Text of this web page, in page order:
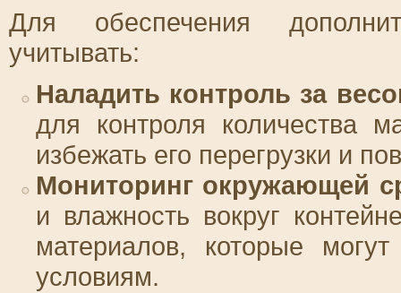
Для обеспечения
учитывать:
Наладить контроль за
для контроля количества
избежать его перегрузки и
Мониторинг окружающей
и влажность вокруг
материалов, которые
условиям.